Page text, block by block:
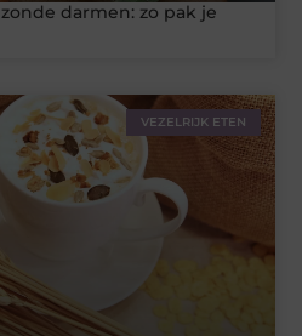
darmen: zo pak je
VEZELRIJK ETEN